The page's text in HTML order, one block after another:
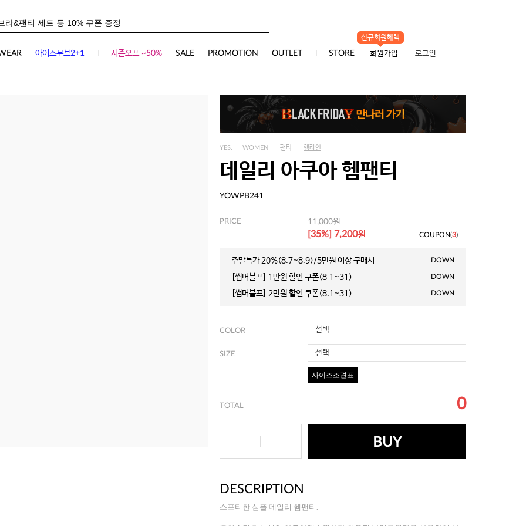
아이스무브2+1 시즌오프 ~50% SALE PROMOTION OUTLET STORE
신규회원혜택
회원가입 로그인
YES. WOMEN 팬티 햄라인
데일리 아쿠아 헴팬티
YOWPB241
PRICE 11,000원
[35%] 7,200원 COUPON(3)
주말특가 20%(8.7~8.9)/5만원 이상 구매시 DOWN
[썸머블프] 1만원 할인 쿠폰(8.1~31) DOWN
[썸머블프] 2만원 할인 쿠폰(8.1~31) DOWN
COLOR 선택
SIZE 선택
사이즈조견표
TOTAL 0
BUY
DESCRIPTION
스포티한 심플 데일리 헴팬티.